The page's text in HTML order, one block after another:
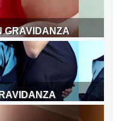
GRAVIDANZA